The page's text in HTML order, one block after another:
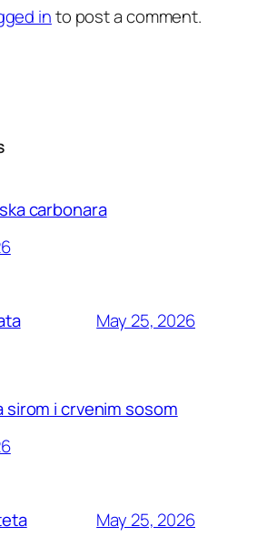
into post a comment.
carbonara
May 25, 2026
sirom i crvenim sosom
May 25, 2026